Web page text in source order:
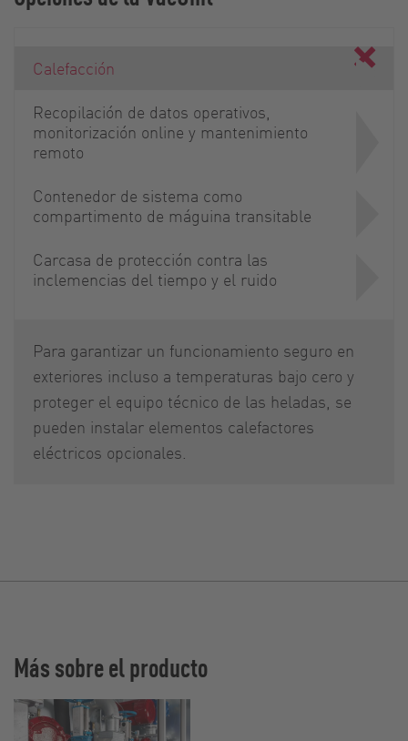
Calefacción
Recopilación de datos operativos,
monitorización online y mantenimiento
remoto
Contenedor de sistema como
compartimento de máguina transitable
Carcasa de protección contra las
inclemencias del tiempo y el ruido
Para garantizar un funcionamiento seguro en
exteriores incluso a temperaturas bajo cero y
proteger el equipo técnico de las heladas, se
pueden instalar elementos calefactores
eléctricos opcionales.
Más sobre el producto